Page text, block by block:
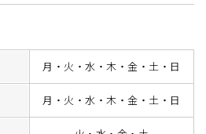
月・火・水・木・金・土・日
月・火・水・木・金・土・日